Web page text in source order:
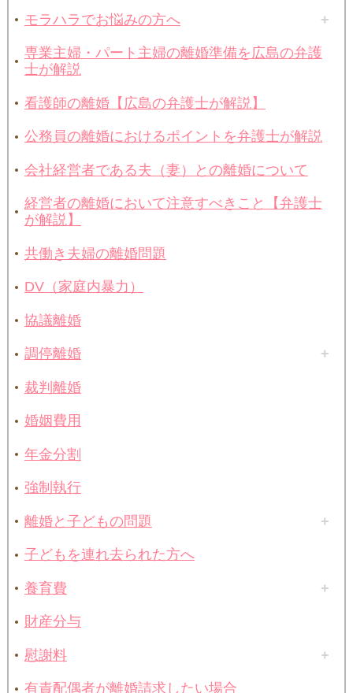
モラハラでお悩みの方へ
専業主婦・パート主婦の離婚準備を広島の弁護
士が解説
看護師の離婚【広島の弁護士が解説】
公務員の離婚におけるポイントを弁護士が解説
会社経営者である夫（妻）との離婚について
経営者の離婚において注意すべきこと【弁護士
が解説】
共働き夫婦の離婚問題
DV（家庭内暴力）
協議離婚
調停離婚
裁判離婚
婚姻費用
年金分割
強制執行
離婚と子どもの問題
子どもを連れ去られた方へ
養育費
財産分与
慰謝料
有責配偶者が離婚請求したい場合